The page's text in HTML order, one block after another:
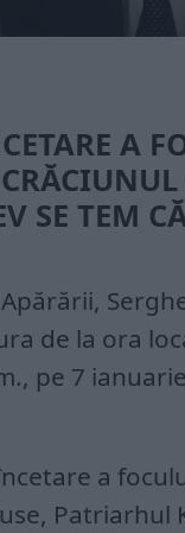
A
SE TEM
de la ora
pe 7
a
Patriarhul